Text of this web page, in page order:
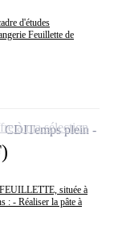
d'études
Feuillette de
située à
: - Réaliser la pâte à
CDITemps plein
à ma sélection